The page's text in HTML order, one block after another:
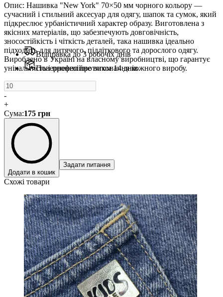
Опис: Нашивка "New York" 70×50 мм чорного кольору —
сучасний і стильний аксесуар для одягу, шапок та сумок, який
підкреслює урбаністичний характер образу. Виготовлена з
якісних матеріалів, що забезпечують довговічність,
зносостійкість і чіткість деталей, така нашивка ідеально
підходить для дитячого, підліткового та дорослого одягу.
Вироблено в Україні на власному виробництві, що гарантує
унікальність і професійне виконання кожного виробу.
Відправка до 3 робочіх днів
Повернення протягом 14 днів
-
+
Сума:175 грн
Додати в кошик
Задати питання
Схожі товари